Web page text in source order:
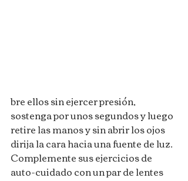
bre ellos sin ejercer presión,
sostenga por unos segundos y luego
retire las manos y sin abrir los ojos
dirija la cara hacia una fuente de luz.
Complemente sus ejercicios de
auto-cuidado con un par de lentes